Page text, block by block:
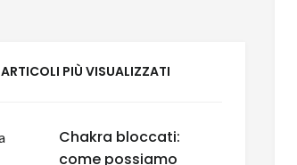
ARTICOLI PIÙ VISUALIZZATI
Chakra bloccati:
come possiamo